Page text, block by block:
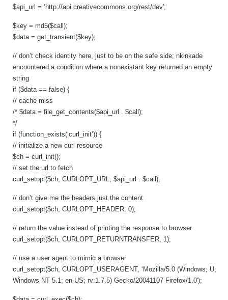
$api_url = ‘http://api.creativecommons.org/rest/dev';
$key = md5($call);
$data = get_transient($key);
// don’t check identity here, just to be on the safe side; nkinkade
encountered a condition where a nonexistant key returned an empty
string
if ($data == false) {
// cache miss
/* $data = file_get_contents($api_url . $call);
*/
if (function_exists(‘curl_init’)) {
// initialize a new curl resource
$ch = curl_init();
// set the url to fetch
curl_setopt($ch, CURLOPT_URL, $api_url . $call);
// don’t give me the headers just the content
curl_setopt($ch, CURLOPT_HEADER, 0);
// return the value instead of printing the response to browser
curl_setopt($ch, CURLOPT_RETURNTRANSFER, 1);
// use a user agent to mimic a browser
curl_setopt($ch, CURLOPT_USERAGENT, ‘Mozilla/5.0 (Windows; U;
Windows NT 5.1; en-US; rv:1.7.5) Gecko/20041107 Firefox/1.0′);